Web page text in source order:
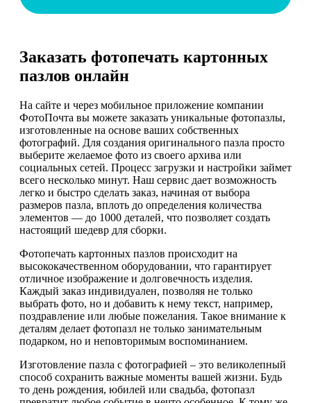
Заказать фотопечать картонных
пазлов онлайн
На сайте и через мобильное приложение компании
ФотоПочта вы можете заказать уникальные фотопазлы,
изготовленные на основе ваших собственных
фотографий. Для создания оригинального пазла просто
выберите желаемое фото из своего архива или
социальных сетей. Процесс загрузки и настройки займет
всего несколько минут. Наш сервис дает возможность
легко и быстро сделать заказ, начиная от выбора
размеров пазла, вплоть до определения количества
элементов — до 1000 деталей, что позволяет создать
настоящий шедевр для сборки.
Фотопечать картонных пазлов происходит на
высококачественном оборудовании, что гарантирует
отличное изображение и долговечность изделия.
Каждый заказ индивидуален, позволяя не только
выбрать фото, но и добавить к нему текст, например,
поздравление или любые пожелания. Такое внимание к
деталям делает фотопазл не только занимательным
подарком, но и неповторимым воспоминанием.
Изготовление пазла с фотографией – это великолепный
способ сохранить важные моменты вашей жизни. Будь
то день рождения, юбилей или свадьба, фотопазл